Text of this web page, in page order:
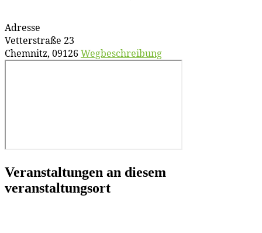
Adresse
Vetterstraße 23
Chemnitz, 09126 Wegbeschreibung
Veranstaltungen an diesem
veranstaltungsort